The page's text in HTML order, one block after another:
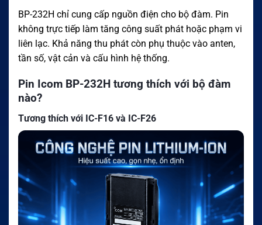
BP-232H chỉ cung cấp nguồn điện cho bộ đàm. Pin
không trực tiếp làm tăng công suất phát hoặc phạm vi
liên lạc. Khả năng thu phát còn phụ thuộc vào anten,
tần số, vật cản và cấu hình hệ thống.
Pin Icom BP-232H tương thích với bộ đàm
nào?
Tương thích với IC-F16 và IC-F26